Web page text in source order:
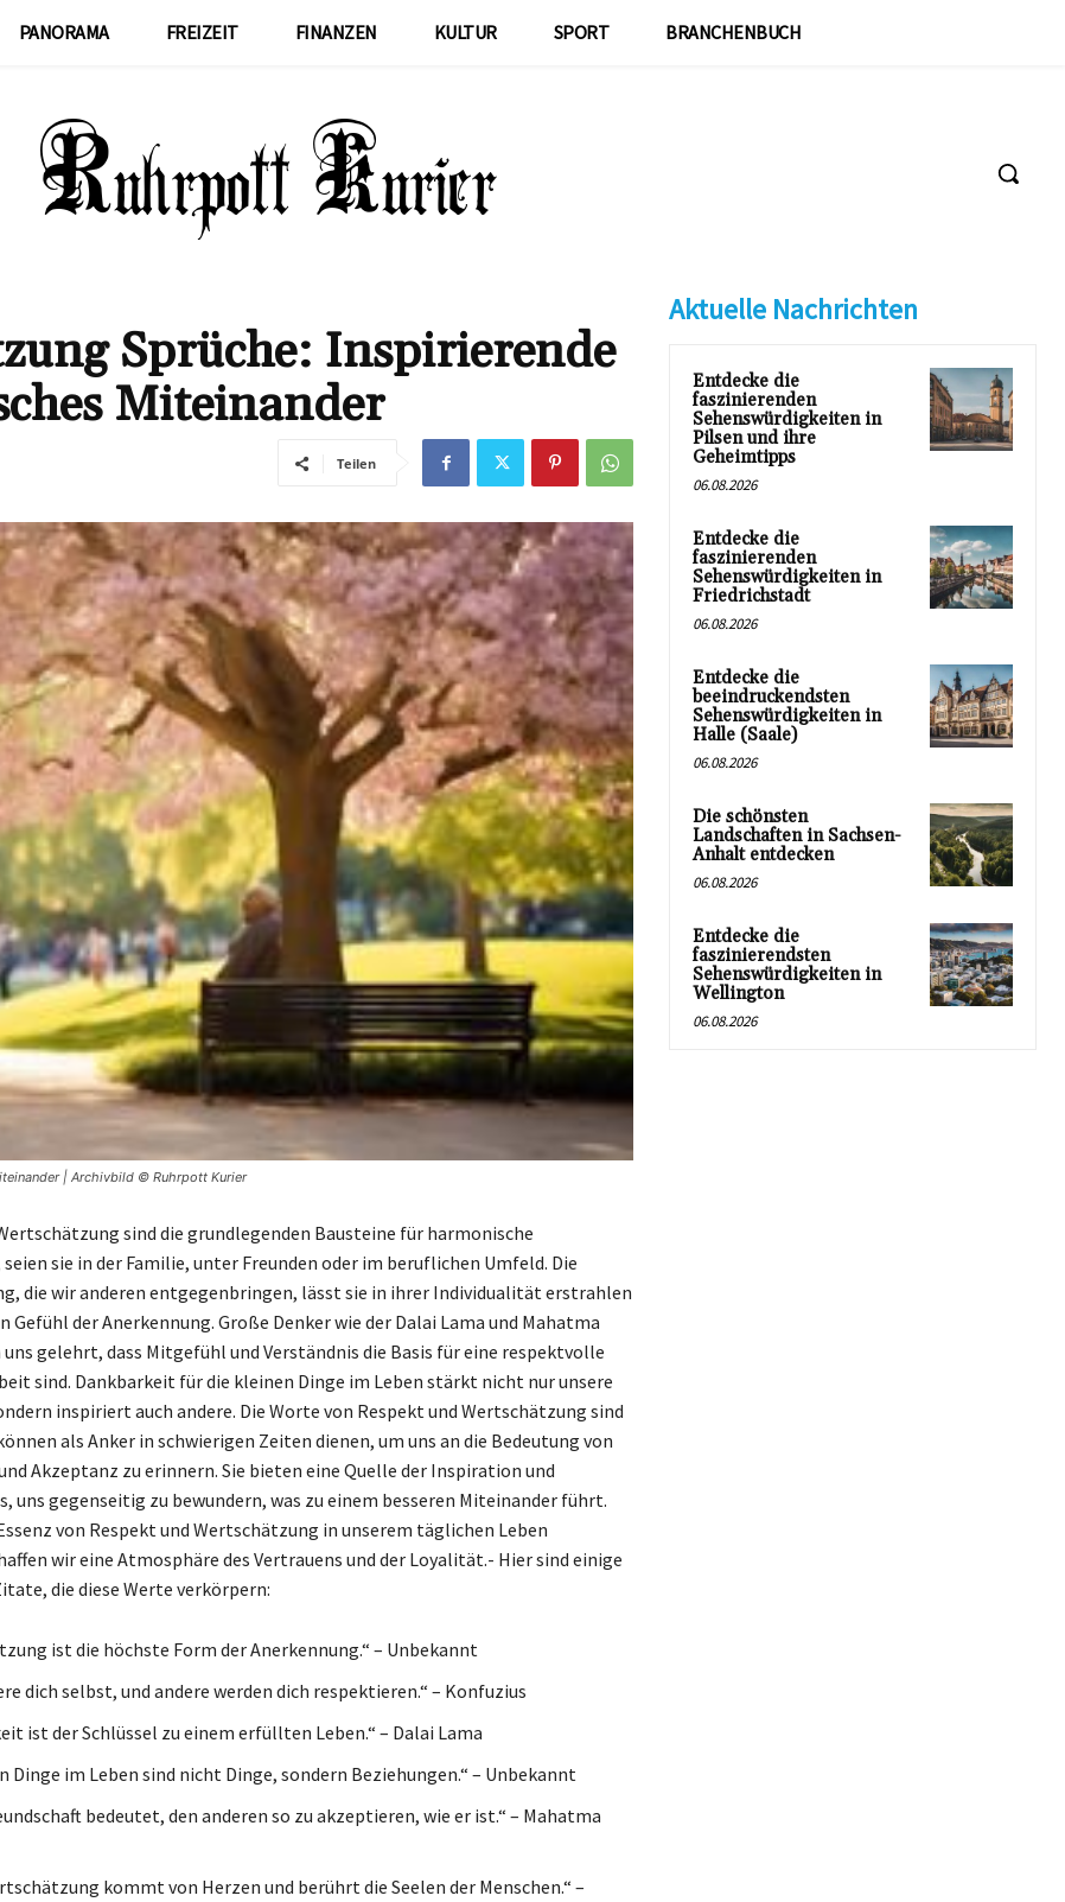
PANORAMA FREIZEIT FINANZEN KULTUR SPORT BRANCHENBUCH
Sprüche: Inspirierende
Miteinander
Teilen
| Archivbild © Ruhrpott Kurier
sind die grundlegenden Bausteine für harmonische
sie in der Familie, unter Freunden oder im beruflichen Umfeld. Die
die wir anderen entgegenbringen, lässt sie in ihrer Individualität erstrahlen
Gefühl der Anerkennung. Große Denker wie der Dalai Lama und Mahatma
uns gelehrt, dass Mitgefühl und Verständnis die Basis für eine respektvolle
sind. Dankbarkeit für die kleinen Dinge im Leben stärkt nicht nur unsere
inspiriert auch andere. Die Worte von Respekt und Wertschätzung sind
als Anker in schwierigen Zeiten dienen, um uns an die Bedeutung von
Akzeptanz zu erinnern. Sie bieten eine Quelle der Inspiration und
uns gegenseitig zu bewundern, was zu einem besseren Miteinander führt.
von Respekt und Wertschätzung in unserem täglichen Leben
wir eine Atmosphäre des Vertrauens und der Loyalität.- Hier sind einige
die diese Werte verkörpern:
ist die höchste Form der Anerkennung.“ – Unbekannt
dich selbst, und andere werden dich respektieren.“ – Konfuzius
ist der Schlüssel zu einem erfüllten Leben.“ – Dalai Lama
Dinge im Leben sind nicht Dinge, sondern Beziehungen.“ – Unbekannt
bedeutet, den anderen so zu akzeptieren, wie er ist.“ – Mahatma
kommt von Herzen und berührt die Seelen der Menschen.“ –
Aktuelle Nachrichten
Entdecke die
faszinierenden
Sehenswürdigkeiten in
Pilsen und ihre
Geheimtipps
06.08.2026
Entdecke die
faszinierenden
Sehenswürdigkeiten in
Friedrichstadt
06.08.2026
Entdecke die
beeindruckendsten
Sehenswürdigkeiten in
Halle (Saale)
06.08.2026
Die schönsten
Landschaften in Sachsen-
Anhalt entdecken
06.08.2026
Entdecke die
faszinierendsten
Sehenswürdigkeiten in
Wellington
06.08.2026